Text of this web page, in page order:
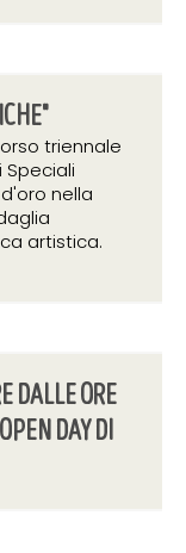
triennale
Speciali
nella
artistica.
DALLE ORE
DAY DI